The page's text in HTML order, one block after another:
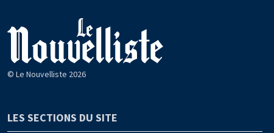
© Le Nouvelliste 2026
LES SECTIONS DU SITE